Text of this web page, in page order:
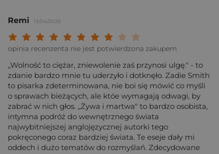
Remi 13/04/2026
Twoja ocena:
Twoja ocena: Wybitna 9/
Twoja ocena: Rewelacyjna 8/
Twoja ocena: Bardzo dobra 7/10"
Twoja ocena: Dobra 6/10"
Twoja ocena: Przeciętna 5/10"
Twoja ocena: Może być 4/10"
Twoja ocena: Słaba 3/10"
Twoja ocena: Bardzo słaba 2/10"
Twoja ocena: Beznadziejna 1/10"
opinia recenzenta nie jest potwierdzona zakupem
,,Wolność to ciężar, zniewolenie zaś przynosi ulgę." - to
zdanie bardzo mnie tu uderzyło i dotknęło. Zadie Smith
to pisarka zdeterminowana, nie boi się mówić co myśli
o sprawach bieżących, ale któe wymagają odwagi, by
zabrać w nich głos. ,,Żywa i martwa" to bardzo osobista,
intymna podróż do wewnętrznego świata
najwybitniejszej anglojęzycznej autorki tego
pokręconego coraz bardziej świata. Te eseje dały mi
oddech i dużo tematów do rozmyślań. Zdecydowane